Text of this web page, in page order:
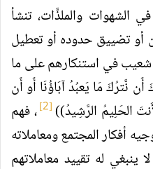
الشهوات والملذَّات، تنشأ
أو تضييق حدوده أو تعطيل
شعيب في استنكارهم على ما
نَّترُكَ مَا يَعبُدُ آبَاؤُنَا أَو أَن
الحَلِيمُ الرَّشِيدُ))[2]
، فهم
أفكار المجتمع ومعاملاته
ينبغي له تقييد معاملاتهم